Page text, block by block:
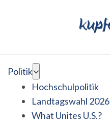
Politik
Hochschulpolitik
Landtagswahl 2026
What Unites U.S.?